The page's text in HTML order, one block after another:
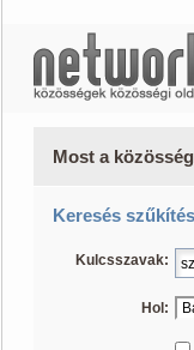
Most a
Keresés
Kulcsszavak:
Hol: